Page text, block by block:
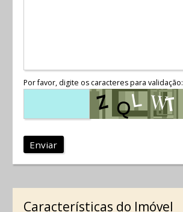
Por favor, digite os caracteres para validação:
Enviar
Características do Imóvel